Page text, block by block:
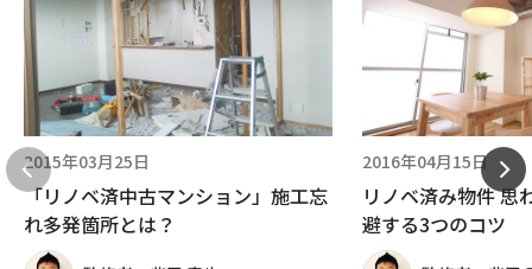
2015年03月25日
「リノベ済中古マンション」施工忘
れ多発箇所とは？
2016年04月15日
リノベ済み物件 思
避する3つのコツ